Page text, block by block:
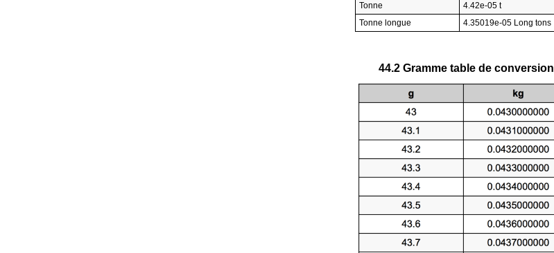
Tonne
4.42e-05 t
Tonne longue
4.35019e-05 Long tons
44.2 Gramme table de conversion